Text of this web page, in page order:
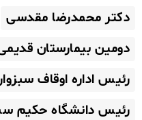
دکتر محمدرضا مقدسی
دومین بیمارستان
رئیس اداره اوقاف سبزوار
رئیس دانشگاه حکیم